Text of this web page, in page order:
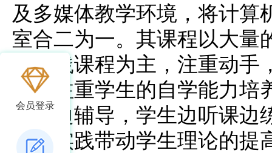
会员登录
及多媒体教学环境，将计算
室合二为一。其课程以大量
和实践课程为主，注重动手
业，注重学生的自学能力培
讲课边辅导，学生边听课边
量的实践带动学生理论的提